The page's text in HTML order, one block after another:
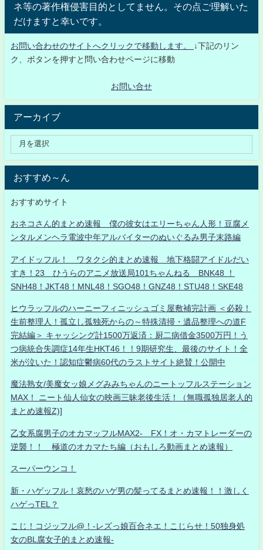
ネ等の著作権侵害目的としてません。その点ご理解いた
だけますと幸いです。
お問い合わせのサイトへクリックで移動します。
↓下記のリン
ク、ボタンを押すと問い合わせページに移動
お問い合せ
アーカイブ
おすすめ～ん
おすすめサイト
おネコさん的まとめ速報 僕の彼女はエリーちゃん人形！豆腐メ
ンタルメンヘラ電波中年アルバイターのぬいぐるみ男子末路編
アイドッフル！ ワタクシ的まとめ速報 地下格闘アイドルだい
すき！23 ひうらのアニメ放送局101ちゃんねる BNK48 ！
SNH48！JKT48！MNL48！SGO48！GNZ48！STU48！SKE48
ヒウラッフルのハーニーフィニッシュゴミ屋敷補完計画 ＜必殺！
生前整理人！孤立し孤独死からの～特殊清掃・遺品整理への道F
完結編＞ キャッシング計1500万返済：厨二病借金3500万円！う
つ病統合失調症14年生HKT46！！9期研究生、最後のサイト！全
米が泣いた！認知症鬱病60代のラストサイト絶賛！公開中
魔法熟女/美魔女ッ娘メグみみちゃんのニートッフルステーション
MAX！ ニート仙人仙女の映画三昧老後生活！（無職孤独居老人的
まとめ速報Z)]
乙女系腐男子のオカマッフルMAX2- FX！オ・カマトレーダーの
逆襲！！ 極道のオカマたち編（おもしろ動画まとめ速報）
スーパーウンコ！
新・ハゲッフル！哀愁のハゲ男の髪ってるまとめ速報！！激しく
ハゲっTEL？
こじ！コジッフル@！-レズっ娘百合ネエ！こじらせ！50独身処
女のBL腐女子的まとめ速報-